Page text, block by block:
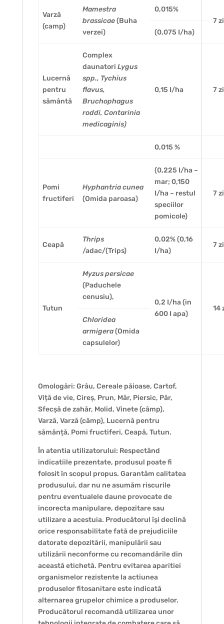
Varzâ
(camp)
Mamestra
brassicae(Buha
verzei)
0,015%
7
(0,075 I/ha)
Lucernâ
pentru
sâmântâ
Complex
daunatori Lygus
spp., Tychius
flavus,
Bruchophagus
roddi, Contarinia
medicaginis)
0,15 I/ha 7
0,015 %
Pomi
fructiferi
Hyphantria cunea
(Omida paroasa)
(0,225 I/ha –
mar; 0,150
I/ha – restul
speciilor
pomicole)
7
Ceapâ
Thrips
/adac/(Trips)
0,02% (0,16
I/ha)
7
Tutun
Myzus persicae
(Paduchele
cenusiu),
0,2 I/ha (in
600 I apa)
14
Chloridea
armigera(Omida
capsulelor)
Omologări: Grâu, Cereale păioase, Cartof,
Viță de vie, Cireș, Prun, Măr, Piersic, Păr,
Sfecșă de zahăr, Molid, Vinete (câmp),
Varză, Varză (câmp), Lucernă pentru
sămânță, Pomi fructiferi, Ceapă, Tutun.
În atentia utilizatorului: Respectând
indicatiile prezentate, produsul poate fi
folosit în scopul propus. Garantăm calitatea
produsului, dar nu ne asumăm riscurile
pentru eventualele daune provocate de
incorecta manipulare, depozitare sau
utilizare a acestuia. Producătorul îşi declină
orice responsabilitate fată de prejudiciile
datorate depozitării, manipulării sau
utilizării neconforme cu recomandările din
această etichetă. Pentru evitarea aparitiei
organismelor rezistente la actiunea
produselor fitosanitare este indicată
alternarea grupelor chimice a produselor.
Producătorul recomandă utilizarea unor